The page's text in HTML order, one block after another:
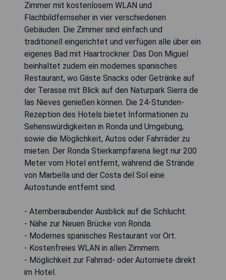
Zimmer mit kostenlosem WLAN und
Flachbildfernseher in vier verschiedenen
Gebäuden. Die Zimmer sind einfach und
traditionell eingerichtet und verfügen alle über ein
eigenes Bad mit Haartrockner. Das Don Miguel
beinhaltet zudem ein modernes spanisches
Restaurant, wo Gäste Snacks oder Getränke auf
der Terasse mit Blick auf den Naturpark Sierra de
las Nieves genießen können. Die 24-Stunden-
Rezeption des Hotels bietet Informationen zu
Sehenswürdigkeiten in Ronda und Umgebung,
sowie die Möglichkeit, Autos oder Fahrräder zu
mieten. Der Ronda Stierkampfarena liegt nur 200
Meter vom Hotel entfernt, während die Strände
von Marbella und der Costa del Sol eine
Autostunde entfernt sind.
- Atemberaubender Ausblick auf die Schlucht.
- Nähe zur Neuen Brücke von Ronda.
- Modernes spanisches Restaurant vor Ort.
- Kostenfreies WLAN in allen Zimmern.
- Möglichkeit zur Fahrrad- oder Automiete direkt
im Hotel.